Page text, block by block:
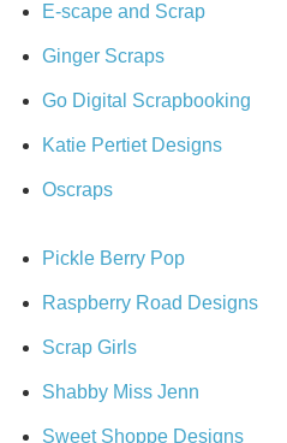
E-scape and Scrap
Ginger Scraps
Go Digital Scrapbooking
Katie Pertiet Designs
Oscraps
Pickle Berry Pop
Raspberry Road Designs
Scrap Girls
Shabby Miss Jenn
Sweet Shoppe Designs